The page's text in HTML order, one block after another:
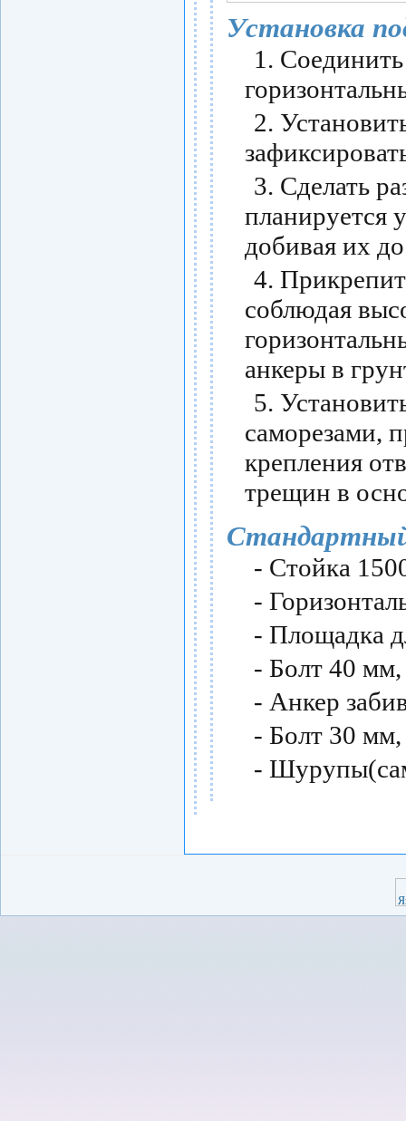
Установка
1.
2.
3. Сделать
планируется
добивая их
4.
соблюдая
анкеры в
5.
саморезами,
крепления
трещин в
- Стойка
-
- Площадка
- Болт 40
- Анкер
- Болт 30
-